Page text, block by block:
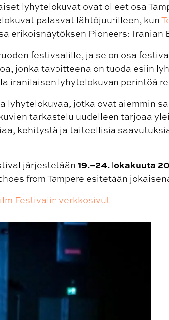
lyhytelokuvat ovat olleet osa
palaavat lähtöjuurilleen, kun
erikoisnäytöksen Pioneers: Iranian
festivaalille, ja se on osa
jonka tavoitteena on tuoda esiin
iranilaisen lyhytelokuvan perintöä
lyhytelokuvaa, jotka ovat aiemmin
tarkastelu uudelleen tarjoaa
kehitystä ja taiteellisia
järjestetään 19.–24. lokakuuta
from Tampere esitetään
Festivalin verkkosivut